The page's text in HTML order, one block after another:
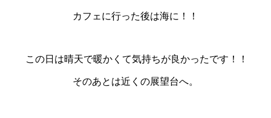
カフェに行った後は海に！！
この日は晴天で暖かくて気持ちが良かったです！！
そのあとは近くの展望台へ。